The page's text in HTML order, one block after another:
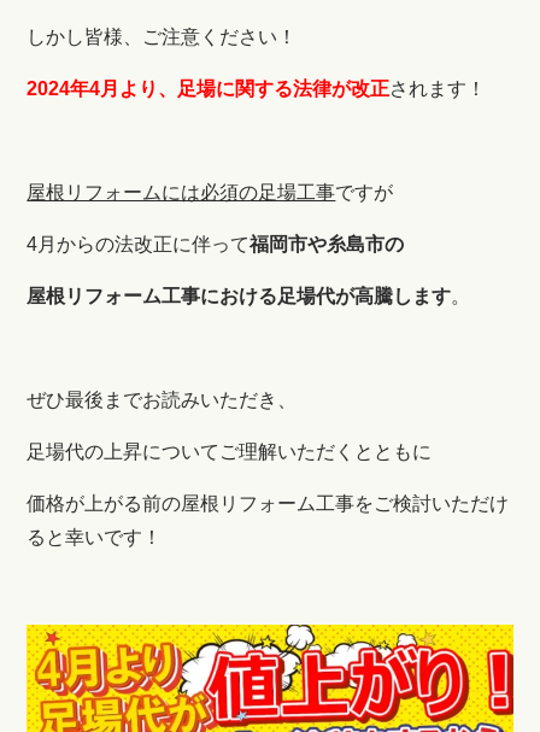
しかし皆様、ご注意ください！
2024年4月より、足場に関する法律が改正されます！
屋根リフォームには必須の足場工事ですが
4月からの法改正に伴って福岡市や糸島市の
屋根リフォーム工事における足場代が高騰します。
ぜひ最後までお読みいただき、
足場代の上昇についてご理解いただくとともに
価格が上がる前の屋根リフォーム工事をご検討いただけ
ると幸いです！